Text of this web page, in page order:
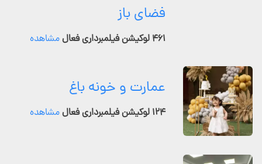
فضای باز
۴۶۱ لوکیشن فیلمبرداری فعال مشاهده
عمارت و خونه باغ
۱۲۴ لوکیشن فیلمبرداری فعال مشاهده